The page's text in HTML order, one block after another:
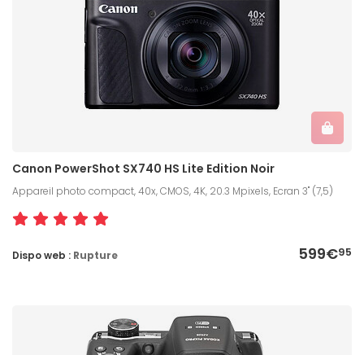
Canon PowerShot SX740 HS Lite Edition Noir
Appareil photo compact, 40x, CMOS, 4K, 20.3 Mpixels, Ecran 3" (7,5)
599€95
Dispo web : Rupture